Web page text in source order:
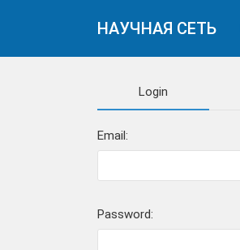
НАУЧНАЯ СЕТЬ
Login
Email:
Password: